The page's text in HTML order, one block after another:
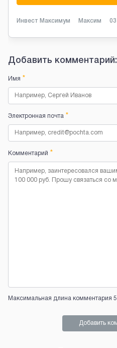
Инвест Максимум Максим
Добавить комментарий:
Имя *
Электронная почта *
Комментарий *
Максимальная длина комментария
Добавить